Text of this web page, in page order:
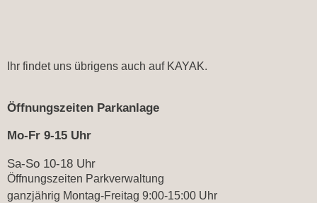
Ihr findet uns übrigens auch auf KAYAK.
Öffnungszeiten Parkanlage
Mo-Fr 9-15 Uhr
Sa-So 10-18 Uhr
Öffnungszeiten Parkverwaltung
ganzjährig Montag-Freitag 9:00-15:00 Uhr